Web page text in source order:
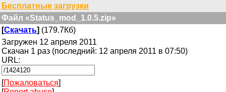
Бесплатные загрузки
Файл «Status_mod_1.0.5.zip»
[Скачать] (179.7Кб)
Загружен 12 апреля 2011
Скачан 1 раз (последний: 12 апреля 2011 в 07:50)
URL:
[Пожаловаться]